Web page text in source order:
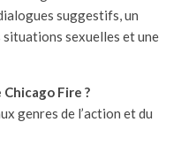
suggestifs, un
sexuelles et une
Fire ?
genres de l’action et du